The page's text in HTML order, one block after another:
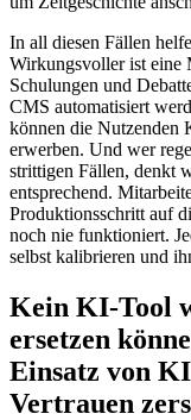
In all diesen Fällen
Wirkungsvoller ist eine
Schulungen und
CMS automatisiert
können die Nutzenden
erwerben. Und wer
strittigen Fällen, denkt
entsprechend.
Produktionsschritt auf
noch nie funktioniert.
selbst kalibrieren und
Kein KI-Tool
ersetzen
Einsatz von
Vertrauen